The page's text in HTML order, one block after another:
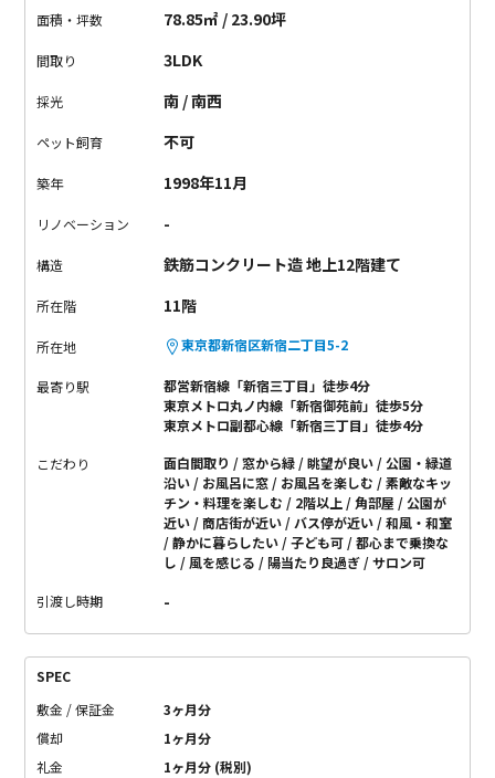
こんな眺めも立地もいい場所、きっと素敵な場所になるはず。
らませるのもいいんじゃないかと思います。
・事務所、SOHOの場合は敷金3ヶ月（退去時2ヶ月償却）
礼金1ヶ月には消費税がかかります。（住居を除く）
の利用の場合は別途条件相談
・民泊不可
面積・坪数 78.85㎡ / 23.90坪
間取り 3LDK
採光 南 / 南西
ペット飼育 不可
築年 1998年11月
リノベーション -
構造 鉄筋コンクリート造 地上12階建て
所在階 11階
所在地 東京都新宿区新宿二丁目5-2
最寄り駅
都営新宿線「新宿三丁目」徒歩4分
東京メトロ丸ノ内線「新宿御苑前」徒歩5分
東京メトロ副都心線「新宿三丁目」徒歩4分
こだわり 面白間取り 窓から緑 眺望が良い
公園・緑道
沿い
お風呂に窓 お風呂を楽しむ
素敵なキッ
チン・料理を楽しむ
2階以上 角部屋
公園が
近い
商店街が近い バス停が近い
和風・和室
静かに暮らしたい
子ども可
都心まで乗換な
し
風を感じる 陽当たり良過ぎ サロン可
引渡し時期 -
SPEC
敷金 / 保証金
3ヶ月分
償却
1ヶ月分
礼金
1ヶ月分 (税別)